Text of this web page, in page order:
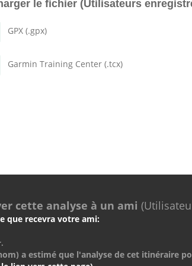
le fichier (Utilisateurs
GPX (.gpx)
Garmin Training Center (.tcx)
cette analyse à un ami
que recevra votre ami:
a estimé que l'analyse de cet itinéraire